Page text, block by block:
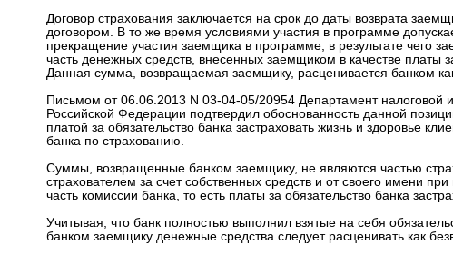
Договор страхования заключается на срок до даты возврата
договором. В то же время условиями участия в программе
прекращение участия заемщика в программе, в результате чего
часть денежных средств, внесенных заемщиком в качестве
Данная сумма, возвращаемая заемщику, расценивается банком
Письмом от 06.06.2013 N 03-04-05/20954 Департамент
Российской Федерации подтвердил обоснованность данной
платой за обязательство банка застраховать жизнь и здоровье
банка по страхованию.
Суммы, возвращенные банком заемщику, не являются частью
страхователем за счет собственных средств и от своего имени
часть комиссии банка, то есть платы за обязательство банка
Учитывая, что банк полностью выполнил взятые на себя
банком заемщику денежные средства следует расценивать как